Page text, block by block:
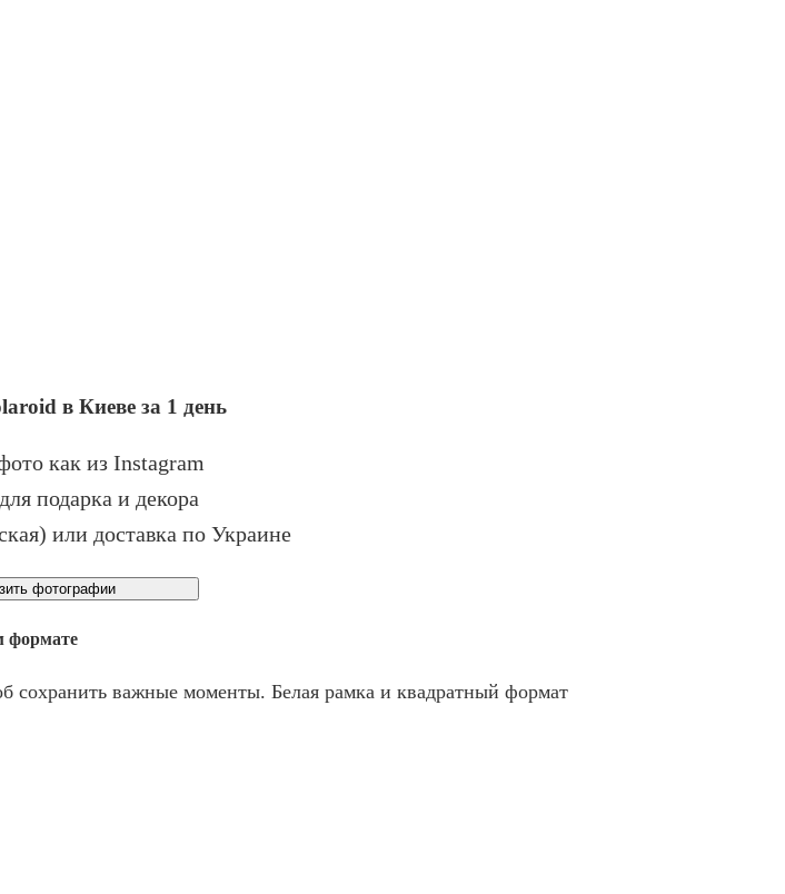
в Киеве за 1 день
как из Instagram
подарка и декора
или доставка по Украине
фотографии
формате
важные моменты. Белая рамка и квадратный формат